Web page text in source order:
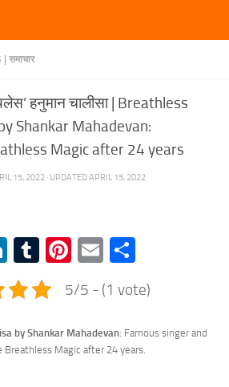
| समाचार
हनुमान चालीसा | Breathless
Shankar Mahadevan:
Magic after 24 years
15, 2022 · UPDATEDAPRIL 15, 2022
LinkedIn
TumblrPinterest
Email
5/5 - (1 vote)
by Shankar Mahadevan: Famous singer and
Magic after 24 years.